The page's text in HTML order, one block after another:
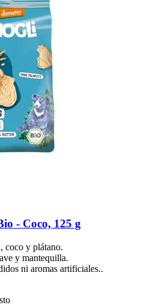
-​ Coco, 125 g
coco y plátano.
y mantequilla.
ni aromas artificiales..